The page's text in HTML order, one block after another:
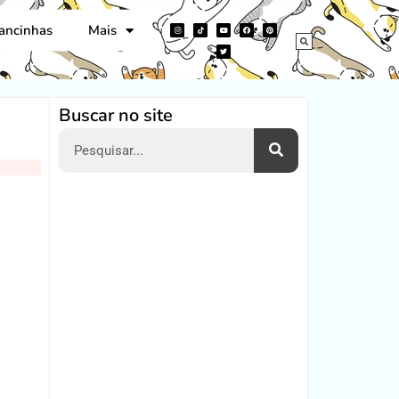
Mais
Buscar no site